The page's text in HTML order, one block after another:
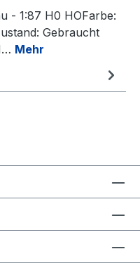
- 1:87 H0 HOFarbe:
Gebraucht
Mehr